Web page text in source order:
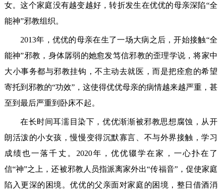
女。这个家庭没有越变越好，转折发生在优优的母亲深陷“全
能神”邪教组织。
2013年，优优的母亲在生了一场大病之后，开始接触“全
能神”邪教，身体孱弱的她愈发笃信邪教的歪理学说，将家中
大小事务都与邪教挂钩，不主动去就医，而是把痊愈的希望
寄托到邪教的“功效”，这使得优优母亲的病情越来越严重，甚
至到最后严重到卧床不起。
在长时间耳濡目染下，优优渐渐被邪教思想腐蚀，从开
朗活泼的小女孩，慢慢变得沉默寡言、不与外界接触，学习
成绩也一落千丈。2020年，优优辍学在家，一心扑在了
信“神”之上，还被邪教人员指派离家外出“传福音”，促使家庭
陷入更深的困境。优优的父亲面对家庭的困境，整日借酒消